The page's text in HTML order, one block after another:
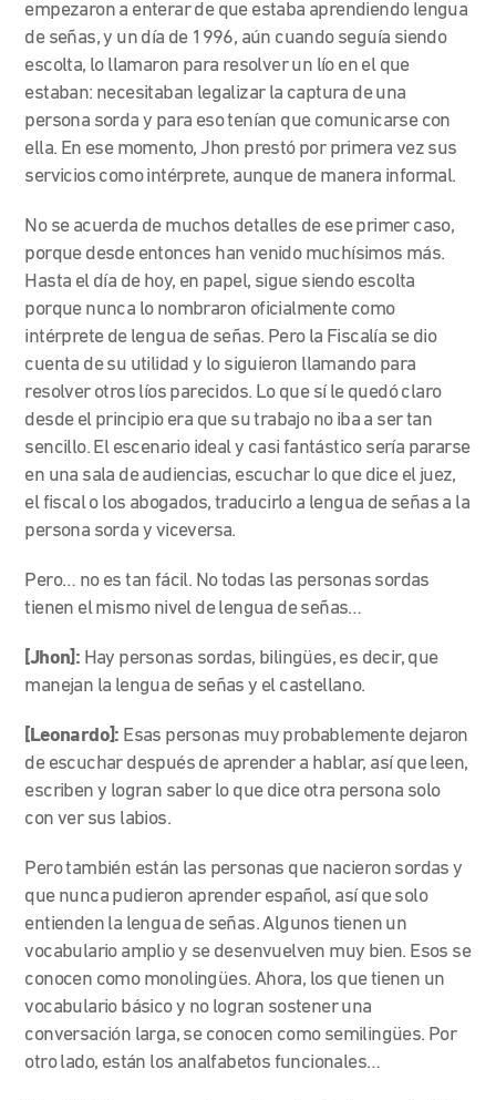
empezaron a enterar de que estaba aprendiendo lengua
de señas, y un día de 1996, aún cuando seguía siendo
escolta, lo llamaron para resolver un lío en el que
estaban: necesitaban legalizar la captura de una
persona sorda y para eso tenían que comunicarse con
ella. En ese momento, Jhon prestó por primera vez sus
servicios como intérprete, aunque de manera informal.
No se acuerda de muchos detalles de ese primer caso,
porque desde entonces han venido muchísimos más.
Hasta el día de hoy, en papel, sigue siendo escolta
porque nunca lo nombraron oficialmente como
intérprete de lengua de señas. Pero la Fiscalía se dio
cuenta de su utilidad y lo siguieron llamando para
resolver otros líos parecidos. Lo que sí le quedó claro
desde el principio era que su trabajo no iba a ser tan
sencillo. El escenario ideal y casi fantástico sería pararse
en una sala de audiencias, escuchar lo que dice el juez,
el fiscal o los abogados, traducirlo a lengua de señas a la
persona sorda y viceversa.
Pero… no es tan fácil. No todas las personas sordas
tienen el mismo nivel de lengua de señas…
[Jhon]: Hay personas sordas, bilingües, es decir, que
manejan la lengua de señas y el castellano.
[Leonardo]: Esas personas muy probablemente dejaron
de escuchar después de aprender a hablar, así que leen,
escriben y logran saber lo que dice otra persona solo
con ver sus labios.
Pero también están las personas que nacieron sordas y
que nunca pudieron aprender español, así que solo
entienden la lengua de señas. Algunos tienen un
vocabulario amplio y se desenvuelven muy bien. Esos se
conocen como monolingües. Ahora, los que tienen un
vocabulario básico y no logran sostener una
conversación larga, se conocen como semilingües. Por
otro lado, están los analfabetos funcionales…